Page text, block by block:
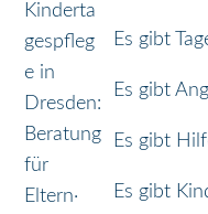
Es gibt
Es gibt
Es gibt
Es gibt